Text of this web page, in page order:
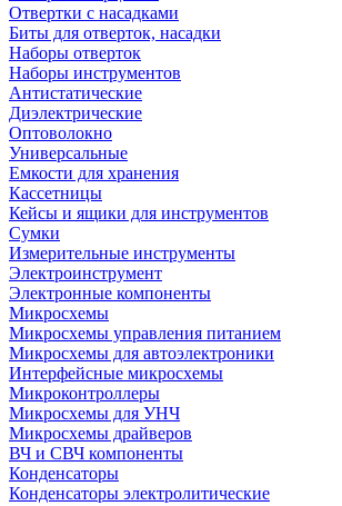
Отвертки с насадками
Биты для отверток, насадки
Наборы отверток
Наборы инструментов
Антистатические
Диэлектрические
Оптоволокно
Универсальные
Емкости для хранения
Кассетницы
Кейсы и ящики для инструментов
Сумки
Измерительные инструменты
Электроинструмент
Электронные компоненты
Микросхемы
Микросхемы управления питанием
Микросхемы для автоэлектроники
Интерфейсные микросхемы
Микроконтроллеры
Микросхемы для УНЧ
Микросхемы драйверов
ВЧ и СВЧ компоненты
Конденсаторы
Конденсаторы электролитические